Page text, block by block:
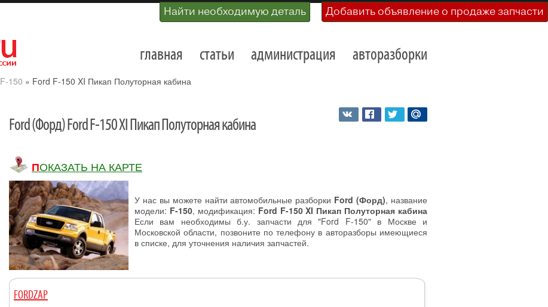
Найти необходимую деталь Добавить объявление о продаже запчасти
главная статьи администрация авторазборки
F-150 » Ford F-150 XI Пикап Полуторная кабина
Ford (Форд) Ford F-150 XI Пикап Полуторная кабина
ПОКАЗАТЬ НА КАРТЕ
У нас вы можете найти автомобильные разборки Ford (Форд), название
модели: F-150, модификация: Ford F-150 XI Пикап Полуторная кабина
Если вам необходимы б.у. запчасти для "Ford F-150" в Москве и
Московской области, позвоните по телефону в авторазборы имеющиеся
в списке, для уточнения наличия запчастей.
FORDZAP